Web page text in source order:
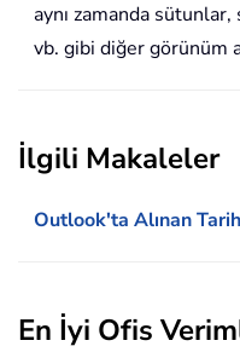
aynı zamanda
vb. gibi diğer görünüm
İlgili Makaleler
Outlook'ta Alınan
En İyi Ofis